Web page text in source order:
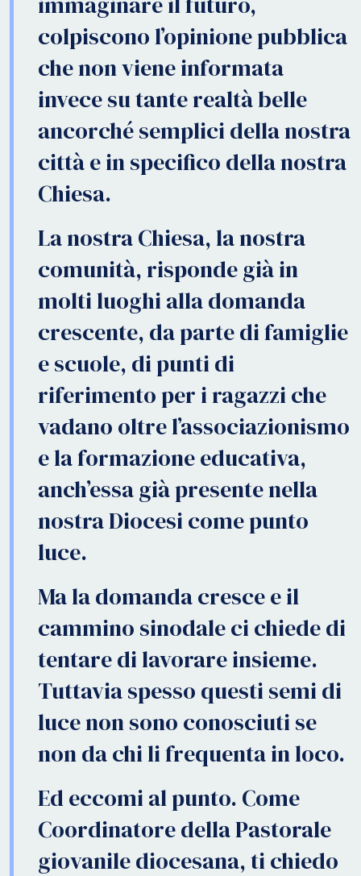
colpiscono l’opinione pubblica
che non viene informata
invece su tante realtà belle
ancorché semplici della nostra
città e in specifico della nostra
Chiesa.
La nostra Chiesa, la nostra
comunità, risponde già in
molti luoghi alla domanda
crescente, da parte di famiglie
e scuole, di punti di
riferimento per i ragazzi che
vadano oltre l’associazionismo
e la formazione educativa,
anch’essa già presente nella
nostra Diocesi come punto
luce.
Ma la domanda cresce e il
cammino sinodale ci chiede di
tentare di lavorare insieme.
Tuttavia spesso questi semi di
luce non sono conosciuti se
non da chi li frequenta in loco.
Ed eccomi al punto. Come
Coordinatore della Pastorale
giovanile diocesana, ti chiedo